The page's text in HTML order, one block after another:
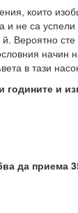
които
и не са
Вероятно
начин
в тази
годините и
да приема